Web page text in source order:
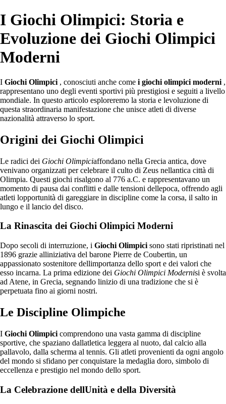
I Giochi Olimpici: Storia e
Evoluzione dei Giochi Olimpici
Moderni
I Giochi Olimpici , conosciuti anche come i giochi olimpici moderni ,
rappresentano uno degli eventi sportivi più prestigiosi e seguiti a livello
mondiale. In questo articolo esploreremo la storia e levoluzione di
questa straordinaria manifestazione che unisce atleti di diverse
nazionalità attraverso lo sport.
Origini dei Giochi Olimpici
Le radici dei Giochi Olimpiciaffondano nella Grecia antica, dove
venivano organizzati per celebrare il culto di Zeus nellantica città di
Olimpia. Questi giochi risalgono al 776 a.C. e rappresentavano un
momento di pausa dai conflitti e dalle tensioni dellepoca, offrendo agli
atleti lopportunità di gareggiare in discipline come la corsa, il salto in
lungo e il lancio del disco.
La Rinascita dei Giochi Olimpici Moderni
Dopo secoli di interruzione, i Giochi Olimpici sono stati ripristinati nel
1896 grazie alliniziativa del barone Pierre de Coubertin, un
appassionato sostenitore dellimportanza dello sport e dei valori che
esso incarna. La prima edizione dei Giochi Olimpici Modernisi è svolta
ad Atene, in Grecia, segnando linizio di una tradizione che si è
perpetuata fino ai giorni nostri.
Le Discipline Olimpiche
I Giochi Olimpici comprendono una vasta gamma di discipline
sportive, che spaziano dallatletica leggera al nuoto, dal calcio alla
pallavolo, dalla scherma al tennis. Gli atleti provenienti da ogni angolo
del mondo si sfidano per conquistare la medaglia doro, simbolo di
eccellenza e prestigio nel mondo dello sport.
La Celebrazione dellUnità e della Diversità